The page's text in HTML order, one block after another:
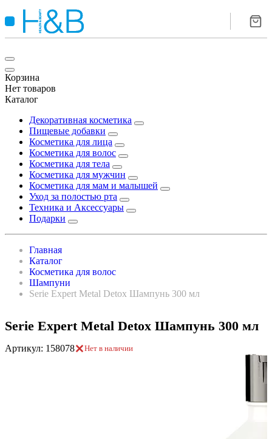
Корзина
Нет товаров
Каталог
Декоративная косметика
Пищевые добавки
Косметика для лица
Косметика для волос
Косметика для тела
Косметика для мужчин
Косметика для мам и малышей
Уход за полостью рта
Техника и Аксессуары
Подарки
Главная
Каталог
Косметика для волос
Шампуни
Serie Expert Мetal Detox Шампунь 300 мл
Serie Expert Мetal Detox Шампунь 300 мл
Артикул: 158078 Нет в наличии